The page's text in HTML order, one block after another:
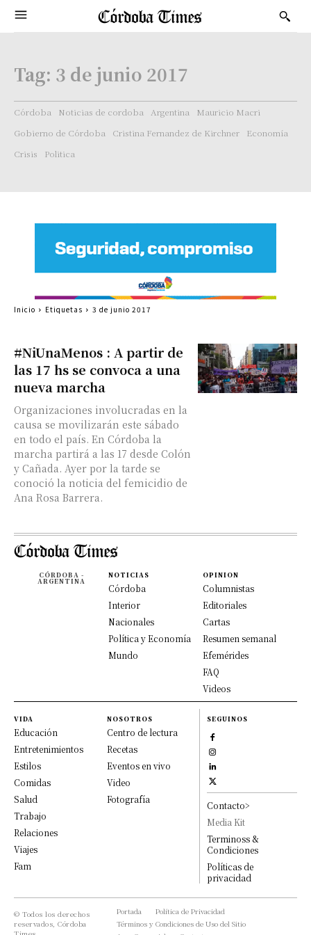
Tag: 3 de junio 2017
Córdoba Noticias de cordoba Argentina
Mauricio Macri
Gobierno de Córdoba
Cristina Fernandez de Kirchner
Economía
Crisis
Politica
#NiUnaMenos : A partir de
las 17 hs se convoca a una
nueva marcha
Organizaciones involucradas en la
causa se movilizarán este sábado
en todo el país. En Córdoba la
marcha partirá a las 17 desde Colón
y Cañada. Ayer por la tarde se
conoció la noticia del femicidio de
Ana Rosa Barrera.
Inicio Etiquetas 3 de junio 2017
CÓRDOBA -
ARGENTINA
NOTICIAS
Córdoba
Interior
Nacionales
Política y Economía
Mundo
OPINION
Columnistas
Editoriales
Cartas
Resumen semanal
Efemérides
FAQ
Videos
VIDA
Educación
Entretenimientos
Estilos
Comidas
Salud
Trabajo
Relaciones
Viajes
Fam
NOSOTROS
Centro de lectura
Recetas
Eventos en vivo
Video
Fotografía
SEGUINOS
Contacto>
Media Kit
Terminoss &
Condiciones
Políticas de
privacidad
© Todos los derechos
reservados, Córdoba
Portada
Política de Privacidad
Términos y Condiciones de Uso del Sitio